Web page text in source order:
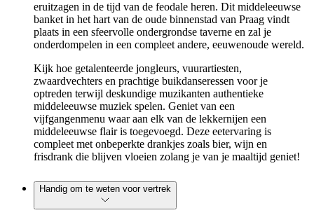
eruitzagen in de tijd van de feodale heren. Dit middeleeuwse
banket in het hart van de oude binnenstad van Praag vindt
plaats in een sfeervolle ondergrondse taverne en zal je
onderdompelen in een compleet andere, eeuwenoude wereld.
Kijk hoe getalenteerde jongleurs, vuurartiesten,
zwaardvechters en prachtige buikdanseressen voor je
optreden terwijl deskundige muzikanten authentieke
middeleeuwse muziek spelen. Geniet van een
vijfgangenmenu waar aan elk van de lekkernijen een
middeleeuwse flair is toegevoegd. Deze eetervaring is
compleet met onbeperkte drankjes zoals bier, wijn en
frisdrank die blijven vloeien zolang je van je maaltijd geniet!
Handig om te weten voor vertrek